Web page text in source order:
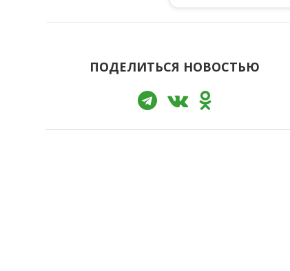
ПОДЕЛИТЬСЯ НОВОСТЬЮ